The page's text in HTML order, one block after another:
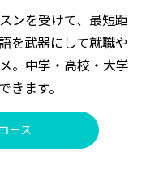
ンを受けて、最短距
を武器にして就職や
。中学・高校・大学
ます。
ース